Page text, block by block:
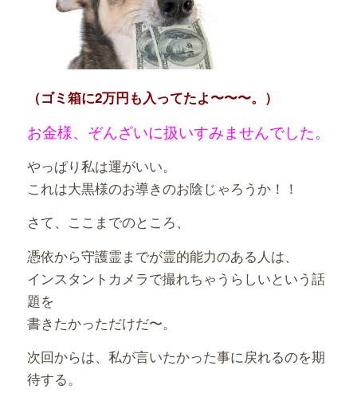
（ゴミ箱に2万円も入ってたよ〜〜〜。）
お金様、ぞんざいに扱いすみませんでした。
やっぱり私は運がいい。
これは大黒様のお導きのお陰じゃろうか！！
さて、ここまでのところ、
憑依から守護霊までが霊的能力のある人は、
インスタントカメラで撮れちゃうらしいという話
題を
書きたかっただけだ〜。
次回からは、私が言いたかった事に戻れるのを期
待する。